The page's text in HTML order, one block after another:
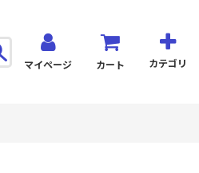
マイページ カート カテゴリ